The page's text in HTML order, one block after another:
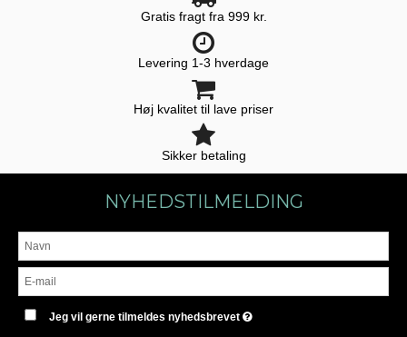
Gratis fragt fra 999 kr.
Levering 1-3 hverdage
Høj kvalitet til lave priser
Sikker betaling
NYHEDSTILMELDING
Jeg vil gerne tilmeldes nyhedsbrevet